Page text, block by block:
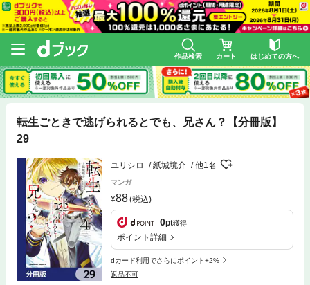
作品検索 カート はじめての方へ
転生ごときで逃げられるとでも、兄さん？【分冊版】
29
ユリシロ 紙城境介 他1名
マンガ
88(税込)
0pt獲得
ポイント詳細
dカード利用でさらにポイント+2%
返品不可